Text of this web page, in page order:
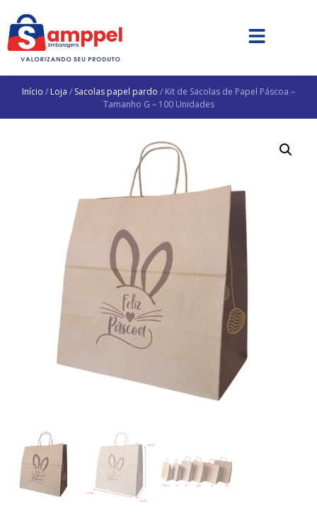
Início / Loja / Sacolas papel pardo / Kit de Sacolas de Papel Páscoa –
Tamanho G – 100 Unidades